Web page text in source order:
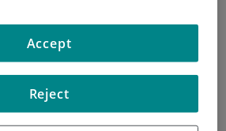
Reject
Accept